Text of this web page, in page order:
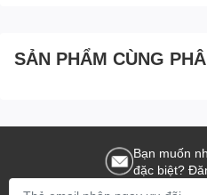
Dễ dàng điều
ứng dụng Breo
sử dụng giúp bạn có thể tăng
SẢN PHẨM CÙNG
Bạn muốn
đặc biệt?